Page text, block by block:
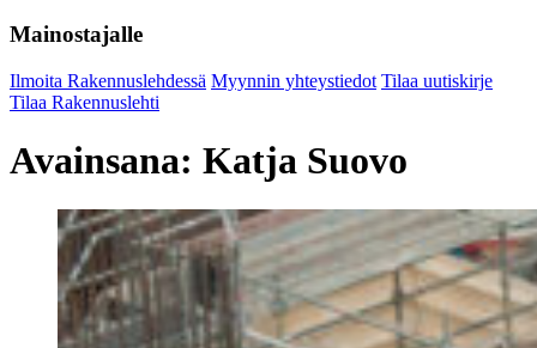
Mainostajalle
Ilmoita Rakennuslehdessä Myynnin yhteystiedot Tilaa uutiskirje
Tilaa Rakennuslehti
Avainsana: Katja Suovo